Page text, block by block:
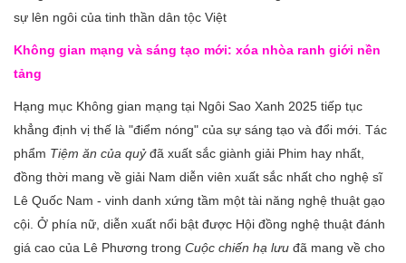
Không gian mạng và sáng tạo mới: xóa nhòa ranh giới nền
tảng
Hạng mục Không gian mạng tại Ngôi Sao Xanh 2025 tiếp tục
khẳng định vị thế là "điểm nóng" của sự sáng tạo và đổi mới. Tác
phẩm Tiệm ăn của quỷđã xuất sắc giành giải Phim hay nhất,
đồng thời mang về giải Nam diễn viên xuất sắc nhất cho nghệ sĩ
Lê Quốc Nam - vinh danh xứng tầm một tài năng nghệ thuật gạo
cội. Ở phía nữ, diễn xuất nổi bật được Hội đồng nghệ thuật đánh
giá cao của Lê Phương trong Cuộc chiến hạ lưu đã mang về cho